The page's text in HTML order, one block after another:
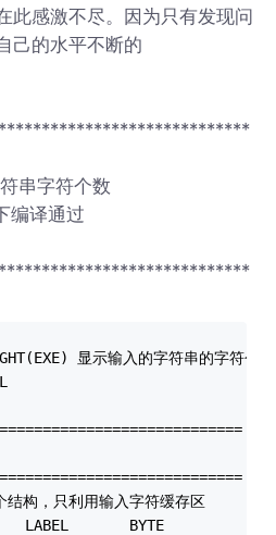
此感激不尽。因为只有发现问
己的水平不断的
串字符个数
编译通过
显示输入的字符串的字符个
构，只利用输入字符缓存区
LABEL       BYTE             ;